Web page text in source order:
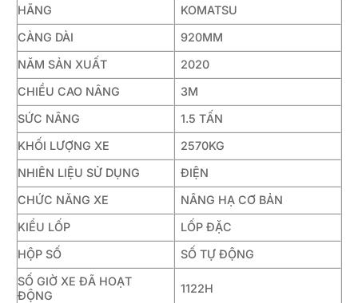
HÃNG
KOMATSU
CÀNG DÀI
920MM
NĂM SẢN XUẤT
2020
CHIỀU CAO NÂNG
3M
SỨC NÂNG
1.5 TẤN
KHỐI LƯỢNG XE
2570KG
NHIÊN LIỆU SỬ DỤNG
ĐIỆN
CHỨC NĂNG XE
NÂNG HẠ CƠ BẢN
KIỂU LỐP
LỐP ĐẶC
HỘP SỐ
SỐ TỰ ĐỘNG
SỐ GIỜ XE ĐÃ HOẠT
ĐỘNG
1122H